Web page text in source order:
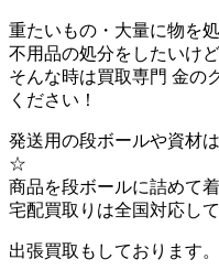
重たいもの・大量に物を
不用品の処分をしたいけ
そんな時は買取専門 金の
ください！
発送用の段ボールや資材
☆
商品を段ボールに詰めて
宅配買取りは全国対応して
出張買取もしております。